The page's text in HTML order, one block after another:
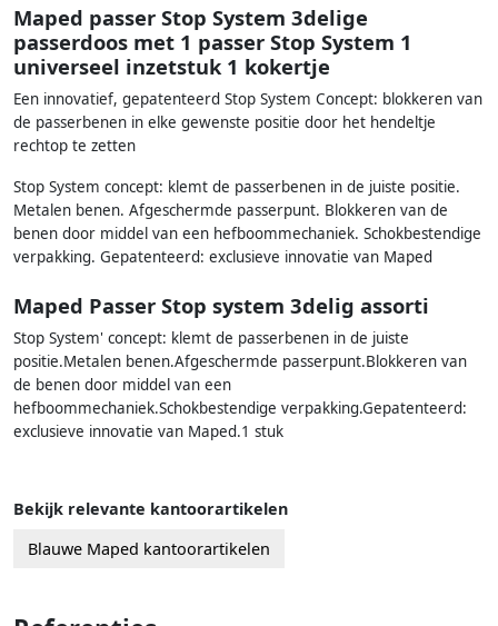
Maped passer Stop System 3delige
passerdoos met 1 passer Stop System 1
universeel inzetstuk 1 kokertje
Een innovatief, gepatenteerd Stop System Concept: blokkeren van
de passerbenen in elke gewenste positie door het hendeltje
rechtop te zetten
Stop System concept: klemt de passerbenen in de juiste positie.
Metalen benen. Afgeschermde passerpunt. Blokkeren van de
benen door middel van een hefboommechaniek. Schokbestendige
verpakking. Gepatenteerd: exclusieve innovatie van Maped
Maped Passer Stop system 3delig assorti
Stop System' concept: klemt de passerbenen in de juiste
positie.Metalen benen.Afgeschermde passerpunt.Blokkeren van
de benen door middel van een
hefboommechaniek.Schokbestendige verpakking.Gepatenteerd:
exclusieve innovatie van Maped.1 stuk
Bekijk relevante kantoorartikelen
Blauwe Maped kantoorartikelen